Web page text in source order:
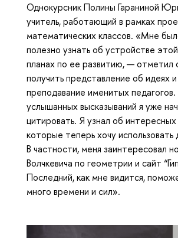
Однокурсник Полины Гараниной
учитель, работающий в рамках
математических классов. «Мне
полезно узнать об устройстве
планах по ее развитию, —
получить представление об идеях и
преподавание именитых
услышанных высказываний я уже
цитировать. Я узнал об
которые теперь хочу использовать
В частности, меня заинтересовал
Волчкевича по геометрии и сайт
Последний, как мне видится,
много времени и сил».